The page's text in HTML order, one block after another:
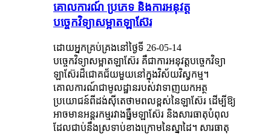
គោលការណ៍ ប្រភេទ និងការអនុវត្ត
បច្ចេកវិទ្យាសម្អាតឡាស៊ែរ
ដោយអ្នកគ្រប់គ្រងនៅថ្ងៃទី 26-05-14
បច្ចេកវិទ្យាសម្អាតឡាស៊ែរ គឺជាការអនុវត្តបច្ចេកវិទ្យា
ឡាស៊ែរដ៏ជោគជ័យមួយនៅក្នុងវិស័យវិស្វកម្ម។
គោលការណ៍ជាមូលដ្ឋានរបស់វាទាញយកអត្ថ
ប្រយោជន៍ពីដង់ស៊ីតេថាមពលខ្ពស់នៃឡាស៊ែរ ដើម្បីឱ្យ
អាចមានអន្តរកម្មរវាងធ្នឹមឡាស៊ែរ និងសារធាតុបំពុល
ដែលជាប់នឹងស្រទាប់ខាងក្រោមនៃស្នាដៃ។ សារធាតុ